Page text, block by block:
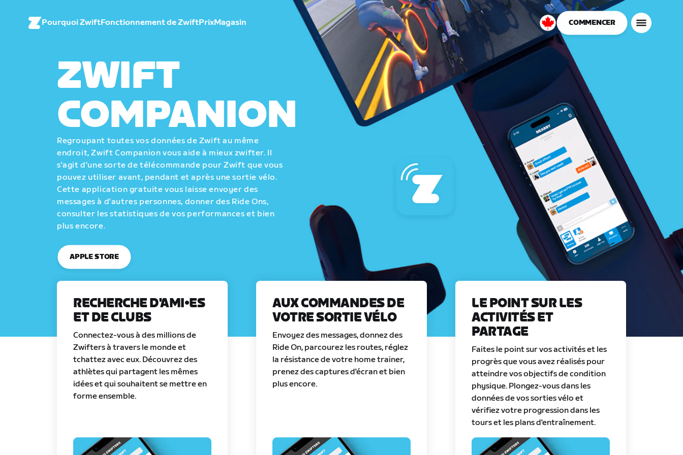
Pourquoi ZwiftFonctionnement de ZwiftPrixMagasin
Canada
Français
COMMENCER
ZWIFT
COMPANION
Regroupant toutes vos données de Zwift au même
endroit, Zwift Companion vous aide à mieux zwifter. Il
s'agit d'une sorte de télécommande pour Zwift que vous
pouvez utiliser avant, pendant et après une sortie vélo.
Cette application gratuite vous laisse envoyer des
messages à d'autres personnes, donner des Ride Ons,
consulter les statistiques de vos performances et bien
plus encore.
APPLE STORE
RECHERCHE D'AMI•ES
ET DE CLUBS
Connectez-vous à des millions de
Zwifters à travers le monde et
tchattez avec eux. Découvrez des
athlètes qui partagent les mêmes
idées et qui souhaitent se mettre en
forme ensemble.
AUX COMMANDES DE
VOTRE SORTIE VÉLO
Envoyez des messages, donnez des
Ride On, parcourez les routes, réglez
la résistance de votre home trainer,
prenez des captures d'écran et bien
plus encore.
LE POINT SUR LES
ACTIVITÉS ET
PARTAGE
Faites le point sur vos activités et les
progrès que vous avez réalisés pour
atteindre vos objectifs de condition
physique. Plongez-vous dans les
données de vos sorties vélo et
vérifiez votre progression dans les
tours et les plans d'entraînement.